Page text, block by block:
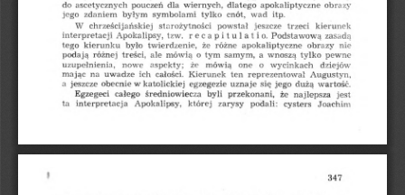
do ascetycznych pouczeń dla wiernych, dlatego apokaliptyczne obrazy
jego
zdaniem byłym symbolami tylko cnót, wad itp.
W
chrześcijańskiej starożytności powstał jeszcze trzeci
kierunek
interpretacji Apokalipsy, tzw. recapitulatio. Podstawową zasadą
tego kierunku było twierdzenie, że różne apokaliptyczne obrazy nie
podają różnej treści, ale mówią o tym samym, a wnoszą tylko pewne
uzupełnienia,
nowe aspekty; że mówią one o wycinkach
dziejów
mając na uwadze ich całości. Kierunek ten reprezentował Augustyn,
a jeszcze obecnie w katolickiej egzegezie uznaje się jego dużą wartość.
Egzegeci
całego średniowiecza byli przekonani, że najlepsza
jest
ta
interpretacja Apokalipsy, której zarysy podali: cysters Joachim
» 347